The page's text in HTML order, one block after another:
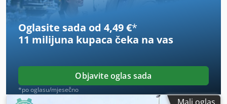
Oglasite sada od 4,49 €*
11 milijuna kupaca čeka na vas
Objavite oglas sada
*po oglasu/mjesečno